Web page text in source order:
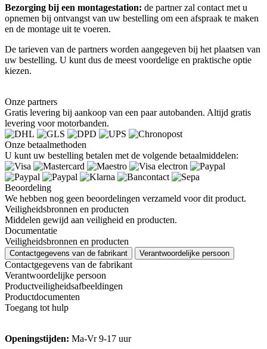
Bezorging bij een montagestation: de partner zal contact met u
opnemen bij ontvangst van uw bestelling om een afspraak te maken
en de montage uit te voeren.
De tarieven van de partners worden aangegeven bij het plaatsen van
uw bestelling. U kunt dus de meest voordelige en praktische optie
kiezen.
Onze partners
Gratis levering bij aankoop van een paar autobanden. Altijd gratis
levering voor motorbanden.
Onze betaalmethoden
U kunt uw bestelling betalen met de volgende betaalmiddelen:
Beoordeling
We hebben nog geen beoordelingen verzameld voor dit product.
Veiligheidsbronnen en producten
Middelen gewijd aan veiligheid en producten.
Documentatie
Veiligheidsbronnen en producten
Contactgegevens van de fabrikant Verantwoordelijke persoon
Contactgegevens van de fabrikant
Verantwoordelijke persoon
Productveiligheidsafbeeldingen
Productdocumenten
Toegang tot hulp
Openingstijden: Ma-Vr 9-17 uur